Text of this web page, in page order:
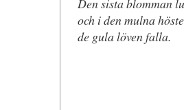
Den sista blomman
och i den mulna
de gula löven falla.